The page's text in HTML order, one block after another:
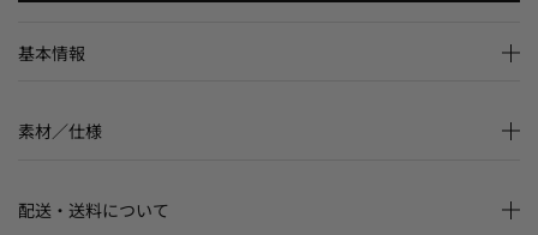
基本情報
素材／仕様
配送・送料について